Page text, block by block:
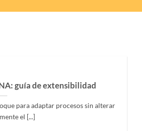
guía de extensibilidad
para adaptar procesos sin alterar
el [...]